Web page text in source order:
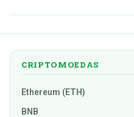
CRIPTOMOEDAS
Ethereum (ETH)
BNB